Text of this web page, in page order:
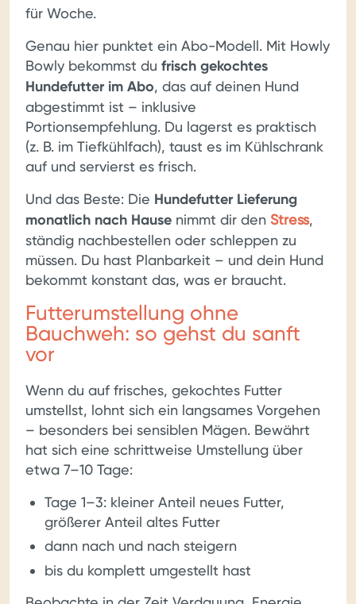
für Woche.
Genau hier punktet ein Abo-Modell. Mit Howly
Bowly bekommst du frisch gekochtes
Hundefutter im Abo, das auf deinen Hund
abgestimmt ist – inklusive
Portionsempfehlung. Du lagerst es praktisch
(z. B. im Tiefkühlfach), taust es im Kühlschrank
auf und servierst es frisch.
Und das Beste: Die Hundefutter Lieferung
monatlich nach Hause nimmt dir den Stress,
ständig nachbestellen oder schleppen zu
müssen. Du hast Planbarkeit – und dein Hund
bekommt konstant das, was er braucht.
Futterumstellung ohne
Bauchweh: so gehst du sanft
vor
Wenn du auf frisches, gekochtes Futter
umstellst, lohnt sich ein langsames Vorgehen
– besonders bei sensiblen Mägen. Bewährt
hat sich eine schrittweise Umstellung über
etwa 7–10 Tage:
Tage 1–3: kleiner Anteil neues Futter,
größerer Anteil altes Futter
dann nach und nach steigern
bis du komplett umgestellt hast